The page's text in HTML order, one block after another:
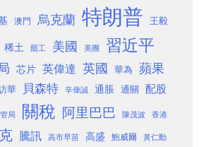
澳門 烏克蘭 特朗普 王毅
稀土 罷工 美國 美團 習近平
芯片 英偉達 英國 華為 蘋果
華 貝森特 辛偉誠 通脹 通關 配股
局 關稅 阿里巴巴 陳茂波 香港
騰訊 高市早苗 高盛 鮑威爾 黃仁勳